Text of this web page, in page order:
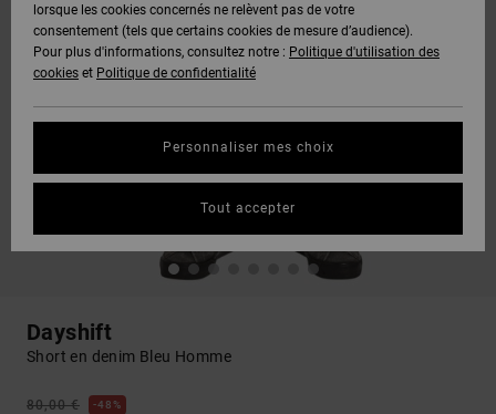
Dayshift
Short en denim Bleu Homme
80,00 € 48%
lorsque les cookies concernés ne relèvent pas de votre
consentement (tels que certains cookies de mesure d’audience).
Pour plus d'informations, consultez notre : Politique d'utilisation des
cookies et Politique de confidentialité
Personnaliser mes choix
Tout accepter